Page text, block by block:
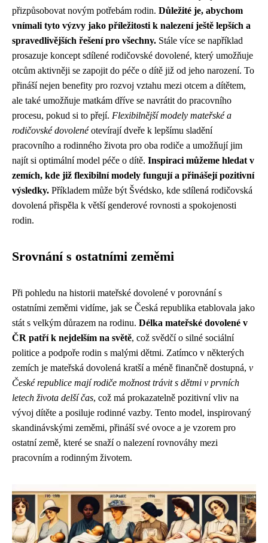
přizpůsobovat novým potřebám rodin. Důležité je, abychom
vnímali tyto výzvy jako příležitosti k nalezení ještě lepších a
spravedlivějších řešení pro všechny. Stále více se například
prosazuje koncept sdílené rodičovské dovolené, který umožňuje
otcům aktivněji se zapojit do péče o dítě již od jeho narození. To
přináší nejen benefity pro rozvoj vztahu mezi otcem a dítětem,
ale také umožňuje matkám dříve se navrátit do pracovního
procesu, pokud si to přejí. Flexibilnější modely mateřské a
rodičovské dovolenéotevírají dveře k lepšímu sladění
pracovního a rodinného života pro oba rodiče a umožňují jim
najít si optimální model péče o dítě. Inspiraci můžeme hledat v
zemích, kde již flexibilní modely fungují a přinášejí pozitivní
výsledky. Příkladem může být Švédsko, kde sdílená rodičovská
dovolená přispěla k větší genderové rovnosti a spokojenosti
rodin.
Srovnání s ostatními zeměmi
Při pohledu na historii mateřské dovolené v porovnání s
ostatními zeměmi vidíme, jak se Česká republika etablovala jako
stát s velkým důrazem na rodinu. Délka mateřské dovolené v
ČR patří k nejdelším na světě, což svědčí o silné sociální
politice a podpoře rodin s malými dětmi. Zatímco v některých
zemích je mateřská dovolená kratší a méně finančně dostupná, v
České republice mají rodiče možnost trávit s dětmi v prvních
letech života delší čas, což má prokazatelně pozitivní vliv na
vývoj dítěte a posiluje rodinné vazby. Tento model, inspirovaný
skandinávskými zeměmi, přináší své ovoce a je vzorem pro
ostatní země, které se snaží o nalezení rovnováhy mezi
pracovním a rodinným životem.